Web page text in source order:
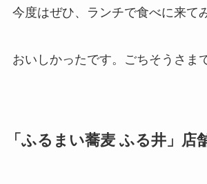
今度はぜひ、ランチで食べに来て
おいしかったです。ごちそうさま
「ふるまい蕎麦 ふる井」店